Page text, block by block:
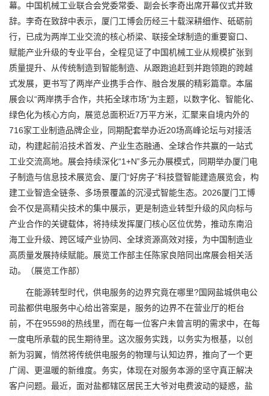
幕。中国机械工业联合会党委常委、副会长李奇出席开幕仪式并致
辞。李奇在致辞中表示，厦门工博会历经三十载深耕细作、砥砺前
行，已成为两岸工业交流的核心桥梁、联接全球制造的重要窗口、
赋能产业升级的专业平台，全程见证了中国机械工业从规模扩张到
质量提升、从传统制造到智能制造、从跟跑追赶到并跑领跑的跨越
式发展，更书写了两岸产业携手合作、融合发展的精彩篇章。本届
展会以“两岸携手合作，共拓全球市场”为主题，以数字化、智能化、
绿色化为核心方向，展览总面积近7万平方米，汇聚来自境内外的
716家工业制造品牌企业，同期配套举办近20场高峰论坛与对接活
动，构建起前沿技术首发、产业生态融通、全球合作共赢的一站式
工业交流高地。展会持续深化“1+N”多元办展模式，同期举办厦门电
子制造与信息技术展览会、厦门“好房子”科技暨智能建造展览会，构
建工业智造全链条、多场景覆盖的沉浸式智能生态。2026厦门工博
会不仅是高精尖技术的集中展示，更是制造业转型升级的风向标与
产业合作的关键载体，将持续发挥厦门核心区位优势，推动东南沿
海工业升级、跨区域产业协同、全球资源高效对接，为中国制造业
高质量发展持续赋能。展览工作部主任陈家良陪同出席展会相关活
动。（展览工作部）
在能源转型时代，供电服务的边界究竟在哪里?国网盐城供电公
司盐都供电服务中心给出答案是，服务的边界不在营业厅的柜台
前，不在95598的热线里，而在每一位客户未曾言明的需求中，在每
一度电所承载的民生期待里。这次服务实践，以务实为根基，以创
新为羽翼，悄然将传统供电服务的物理与认知边界，推向了一个更
广阔、更温暖的新维度。务实，体现在对服务本源的坚守真正解决
客户问题。最近，面对盐都辖区居民王大爷对电费波动的疑惑，盐